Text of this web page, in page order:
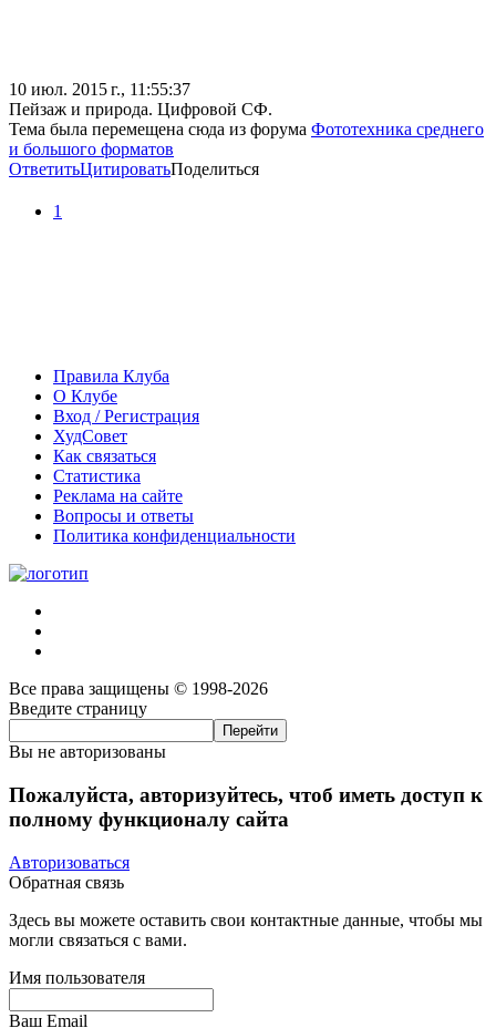
10 июл. 2015 г., 11:55:37
Пейзаж и природа. Цифровой СФ.
Тема была перемещена сюда из форума Фототехника среднего
и большого форматов
ОтветитьЦитироватьПоделиться
1
Правила Клуба
О Клубе
Вход / Регистрация
ХудСовет
Как связаться
Статистика
Реклама на сайте
Вопросы и ответы
Политика конфиденциальности
Все права защищены © 1998-2026
Введите страницу
Вы не авторизованы
Пожалуйста, авторизуйтесь, чтоб иметь доступ к
полному функционалу сайта
Авторизоваться
Обратная связь
Здесь вы можете оставить свои контактные данные, чтобы мы
могли связаться с вами.
Имя пользователя
Ваш Email